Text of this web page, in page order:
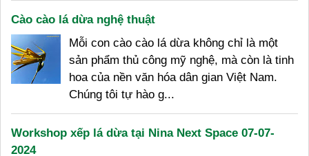
Cào cào lá dừa nghệ thuật
Mỗi con cào cào lá dừa không chỉ là một
sản phẩm thủ công mỹ nghệ, mà còn là tinh
hoa của nền văn hóa dân gian Việt Nam.
Chúng tôi tự hào g...
Workshop xếp lá dừa tại Nina Next Space 07-07-
2024